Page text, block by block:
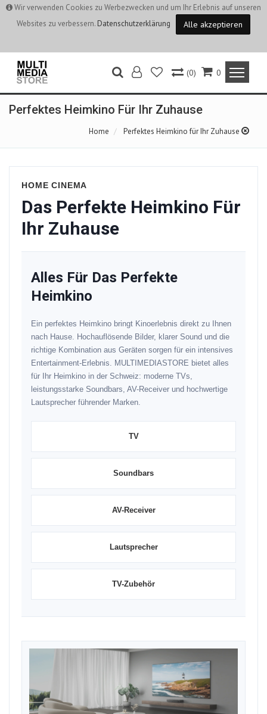
Wir verwenden Cookies zu Werbezwecken und um Ihr Erlebnis auf unseren
Websites zu verbessern. Datenschutzerklärung Alle akzeptieren
0
(0)
Perfektes Heimkino Für Ihr Zuhause
Home Perfektes Heimkino für Ihr Zuhause
HOME CINEMA
Das Perfekte Heimkino Für
Ihr Zuhause
Alles Für Das Perfekte
Heimkino
Ein perfektes Heimkino bringt Kinoerlebnis direkt zu Ihnen
nach Hause. Hochauflösende Bilder, klarer Sound und die
richtige Kombination aus Geräten sorgen für ein intensives
Entertainment-Erlebnis. MULTIMEDIASTORE bietet alles
für Ihr Heimkino in der Schweiz: moderne TVs,
leistungsstarke Soundbars, AV-Receiver und hochwertige
Lautsprecher führender Marken.
TV
Soundbars
AV-Receiver
Lautsprecher
TV-Zubehör